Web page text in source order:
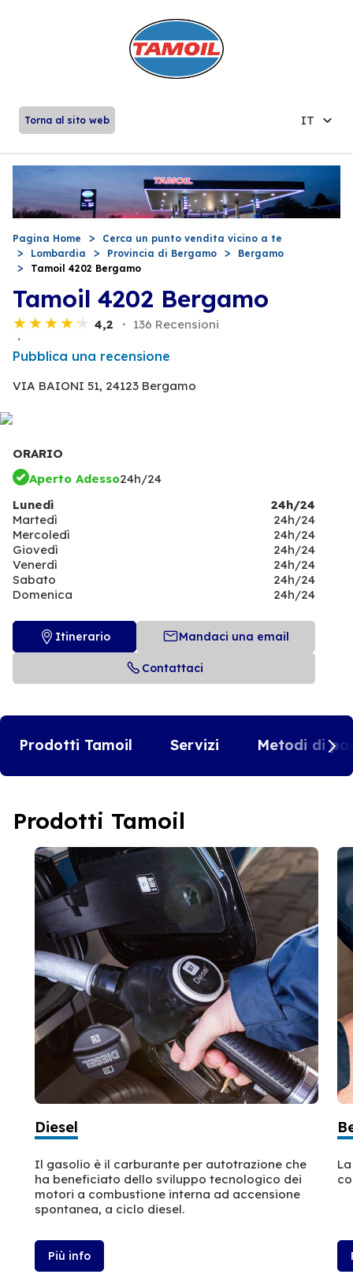
Torna al sito web IT
Pagina Home
Cerca un punto vendita vicino a te
Lombardia
Provincia di Bergamo
Bergamo
Tamoil 4202 Bergamo
Tamoil 4202 Bergamo
4,2 136 Recensioni
Pubblica una recensione
VIA BAIONI 51, 24123 Bergamo
ORARIO
Aperto Adesso24h/24
Lunedì
24h/24
Martedì
24h/24
Mercoledì
24h/24
Giovedì
24h/24
Venerdì
24h/24
Sabato
24h/24
Domenica
24h/24
Itinerario Mandaci una email
Contattaci
Prodotti Tamoil Servizi Metodi di
Prodotti Tamoil
Diesel
Il gasolio è il carburante per autotrazione che
ha beneficiato dello sviluppo tecnologico dei
motori a combustione interna ad accensione
spontanea, a ciclo diesel.
Più info